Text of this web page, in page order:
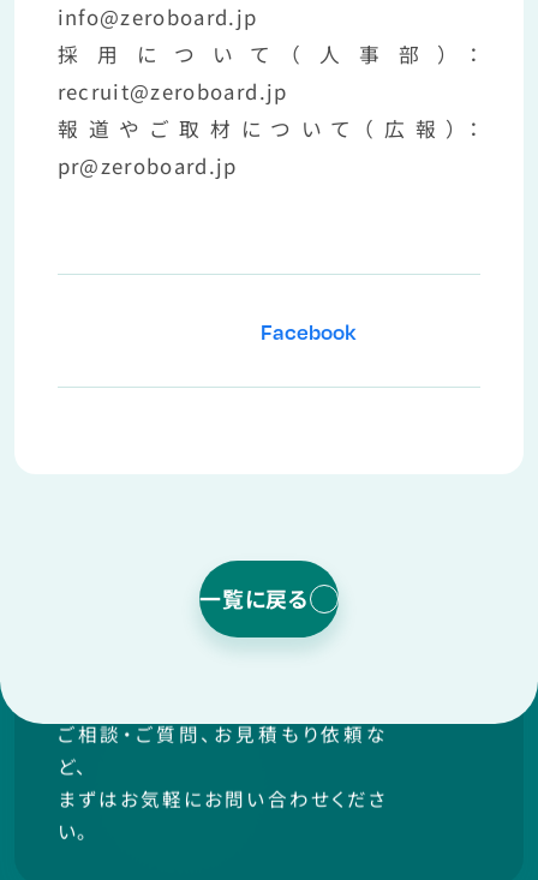
info@zeroboard.jp
採用について（人事部）：
recruit@zeroboard.jp
報道やご取材について（広報）：
pr@zeroboard.jp
Facebook
一覧に戻る
資料請求
ご相談・ご質問、お見積もり依頼な
ど、
まずはお気軽にお問い合わせくださ
い。